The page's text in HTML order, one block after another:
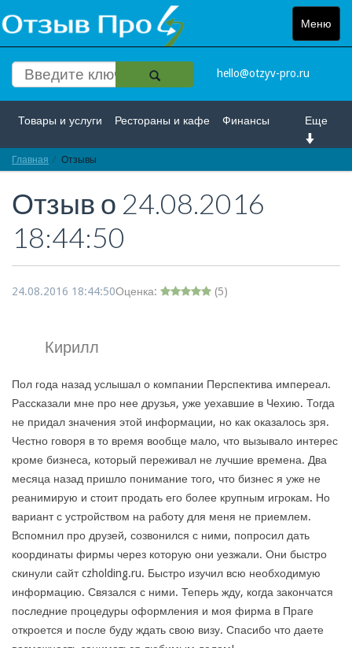
Меню
Toggle
hello@otzyv-pro.ru
Еще
Товары и услуги Рестораны и кафе Финансы
Красота и здоровье
Интернет Путешествие и отдых Транспорт
Недвижимость Работа
Главная Отзывы
Отзыв о 24.08.2016
18:44:50
24.08.2016 18:44:50Оценка: (5)
Кирилл
Пол года назад услышал о компании Перспектива импереал.
Рассказали мне про нее друзья, уже уехавшие в Чехию. Тогда
не придал значения этой информации, но как оказалось зря.
Честно говоря в то время вообще мало, что вызывало интерес
кроме бизнеса, который переживал не лучшие времена. Два
месяца назад пришло понимание того, что бизнес я уже не
реанимирую и стоит продать его более крупным игрокам. Но
вариант с устройством на работу для меня не приемлем.
Вспомнил про друзей, созвонился с ними, попросил дать
координаты фирмы через которую они уезжали. Они быстро
скинули сайт czholding.ru. Быстро изучил всю необходимую
информацию. Связался с ними. Теперь жду, когда закончатся
последние процедуры оформления и моя фирма в Праге
откроется и после буду ждать свою визу. Спасибо что даете